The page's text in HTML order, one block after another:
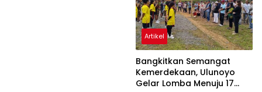
Artikel
Bangkitkan Semangat
Kemerdekaan, Ulunoyo
Gelar Lomba Menuju 17